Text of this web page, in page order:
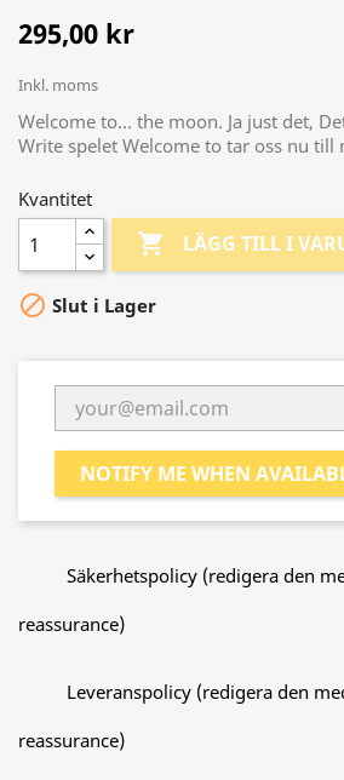
295,00 kr
Inkl. moms
Welcome to... the moon. Ja just det,
Write spelet Welcome to tar oss nu till
Kvantitet
 LÄGG TILL I
 Slut i Lager
NOTIFY ME WHEN
Säkerhetspolicy (redigera den
reassurance)
Leveranspolicy (redigera den
reassurance)